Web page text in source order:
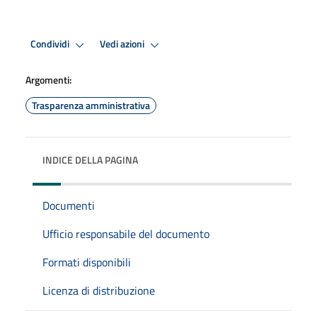
Condividi Vedi azioni
Argomenti:
Trasparenza amministrativa
INDICE DELLA PAGINA
Documenti
Ufficio responsabile del documento
Formati disponibili
Licenza di distribuzione